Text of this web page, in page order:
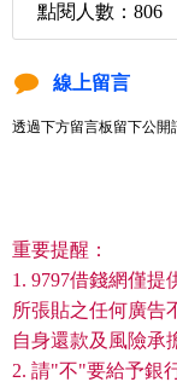
點閱人數：806
線上留言
透過下方留言板留下公開
重要提醒：
1. 9797借錢網僅
所張貼之任何廣告
自身還款及風險承
2. 請"不"要給予銀